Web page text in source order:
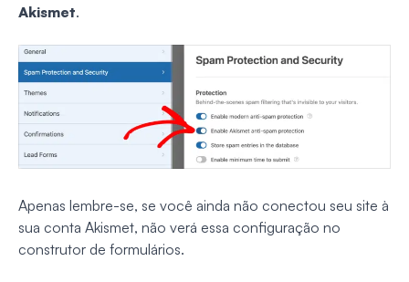
Akismet.
Apenas lembre-se, se você ainda não conectou seu site à
sua conta Akismet, não verá essa configuração no
construtor de formulários.